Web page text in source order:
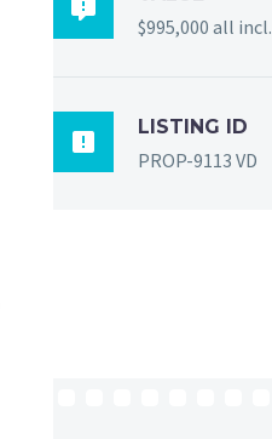

$995,000 all incl.

LISTING ID
PROP-9113 VD